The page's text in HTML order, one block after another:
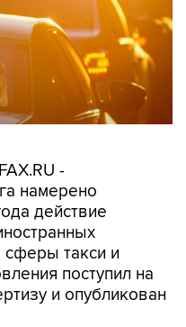
-
намерено
действие
сферы такси и
поступил на
и опубликован